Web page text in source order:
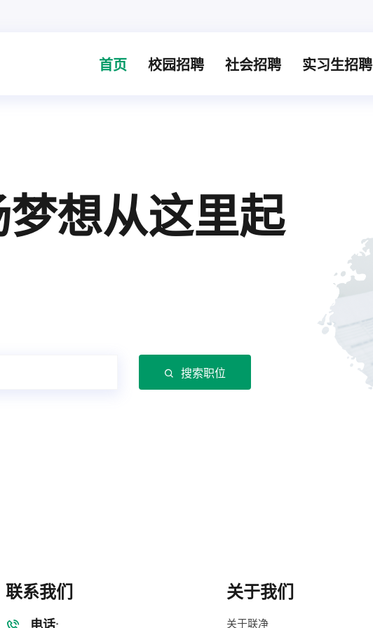
首页 校园招聘 社会招聘 实习生招聘
想从这里起
搜索职位
联系我们
电话:
关于我们
关于联净